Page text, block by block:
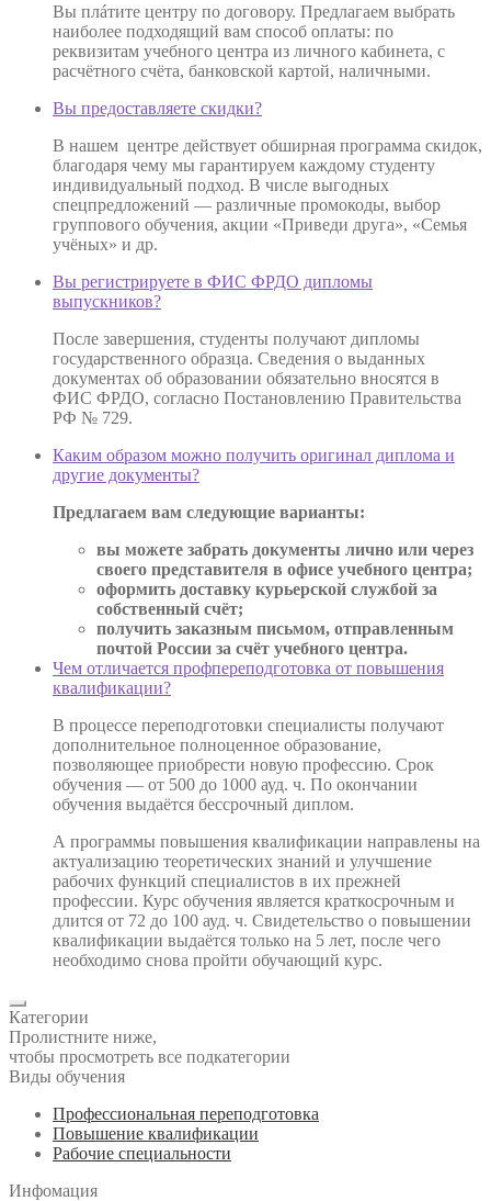
Вы плáтите центру по договору. Предлагаем выбрать
наиболее подходящий вам способ оплаты: по
реквизитам учебного центра из личного кабинета, с
расчётного счёта, банковской картой, наличными.
Вы предоставляете скидки?
В нашем центре действует обширная программа скидок,
благодаря чему мы гарантируем каждому студенту
индивидуальный подход. В числе выгодных
спецпредложений — различные промокоды, выбор
группового обучения, акции «Приведи друга», «Семья
учёных» и др.
Вы регистрируете в ФИС ФРДО дипломы
выпускников?
После завершения, студенты получают дипломы
государственного образца. Сведения о выданных
документах об образовании обязательно вносятся в
ФИС ФРДО, согласно Постановлению Правительства
РФ № 729.
Каким образом можно получить оригинал диплома и
другие документы?
Предлагаем вам следующие варианты:
вы можете забрать документы лично или через
своего представителя в офисе учебного центра;
оформить доставку курьерской службой за
собственный счёт;
получить заказным письмом, отправленным
почтой России за счёт учебного центра.
Чем отличается профпереподготовка от повышения
квалификации?
В процессе переподготовки специалисты получают
дополнительное полноценное образование,
позволяющее приобрести новую профессию. Срок
обучения — от 500 до 1000 ауд. ч. По окончании
обучения выдаётся бессрочный диплом.
А программы повышения квалификации направлены на
актуализацию теоретических знаний и улучшение
рабочих функций специалистов в их прежней
профессии. Курс обучения является краткосрочным и
длится от 72 до 100 ауд. ч. Свидетельство о повышении
квалификации выдаётся только на 5 лет, после чего
необходимо снова пройти обучающий курс.
Категории
Пролистните ниже,
чтобы просмотреть все подкатегории
Виды обучения
Профессиональная переподготовка
Повышение квалификации
Рабочие специальности
Инфомация